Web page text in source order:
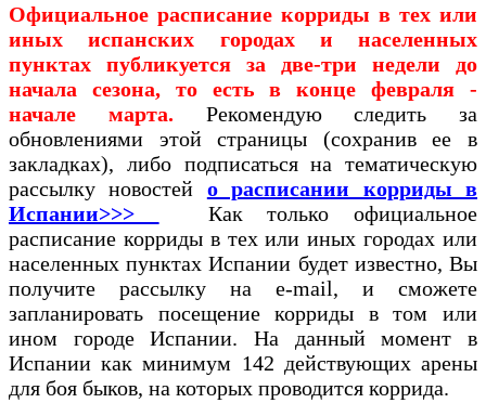
Официальное расписание корриды в тех или
иных испанских городах и населенных
пунктах публикуется за две-три недели до
начала сезона, то есть в конце февраля -
начале марта. Рекомендую следить за
обновлениями этой страницы (сохранив ее в
закладках), либо подписаться на тематическую
рассылку новостей о расписании корриды в
Испании>>>
Как только официальное
расписание корриды в тех или иных городах или
населенных пунктах Испании будет известно, Вы
получите рассылку на e-mail, и сможете
запланировать посещение корриды в том или
ином городе Испании. На данный момент в
Испании как минимум 142 действующих арены
для боя быков, на которых проводится коррида.